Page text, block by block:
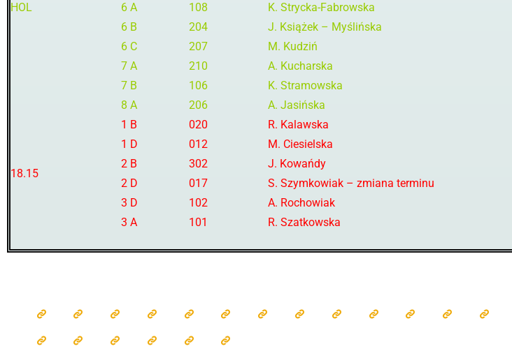
HOL
6 A 108
K. Strycka-Fabrowska
6 B
204
J. Książek – Myślińska
6 C
207
M. Kudziń
7 A
210
A. Kucharska
7 B
106
K. Stramowska
8 A
206 A. Jasińska
18.15
1 B 020
R. Kalawska
1 D
012
M. Ciesielska
2 B
302
J. Kowańdy
2 D
017
S. Szymkowiak – zmiana terminu
3 D
102
A. Rochowiak
3 A
101 R. Szatkowska